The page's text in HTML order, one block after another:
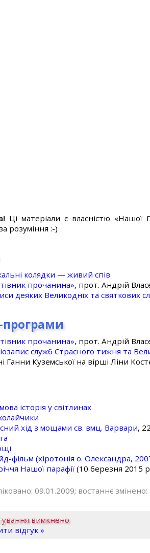
Ці матеріали є власністю «Нашої
розуміння :-)
колядки — живий спів
прочанина», прот. Андрій
деяких Великодніх та святкових
програми
прочанина», прот. Андрій
служб Страсного тижня та
Ганни Куземської на вірші Ліни
історія у світлинах
хід з мощами св. вмц. Варвари,
фільм (хіротонія о. Олександра,
Нашої парафiї(10 березня 2015
09.01.2009; востаннє змінено:
вимкнено
відгук »